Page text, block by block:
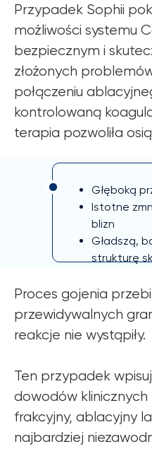
Przypadek Sophii
możliwości systemu
bezpiecznym i
złożonych
połączeniu
kontrolowaną
terapia pozwoliła
Głęboką
Istotne
blizn
Gładszą,
strukturę
koloryt
strukturalną
Proces gojenia
przewidywalnych
reakcje nie wystąpiły.
Ten przypadek
dowodów
frakcyjny, ablacyjny
najbardziej
© 2026 Zemits. Wszelkie prawa
Szanowni Państwo informujemy,
01.04.2026 firma Newface Group
wystawiać oraz udostępniać faktury
formie ustrukturyzowanej za
systemu KSeF.